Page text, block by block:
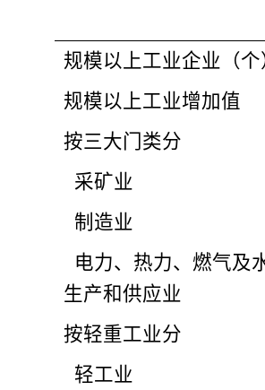
规模以上工业企业（个
规模以上工业增加值
按三大门类分
采矿业
制造业
生产和供应业
按轻重工业分
轻工业